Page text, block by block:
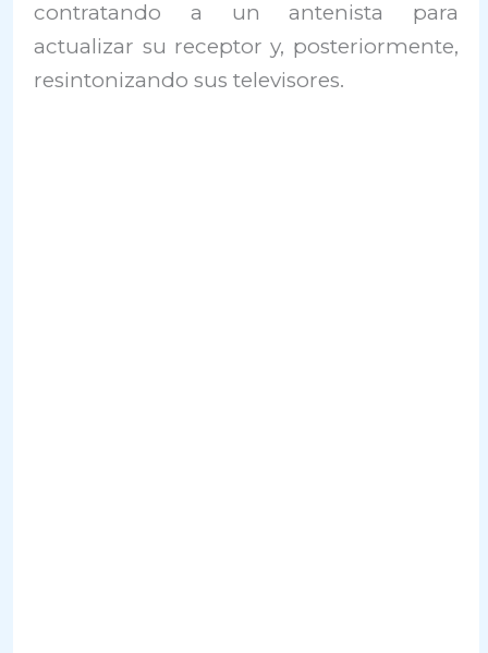
contratando a un antenista para
actualizar su receptor y, posteriormente,
resintonizando sus televisores.